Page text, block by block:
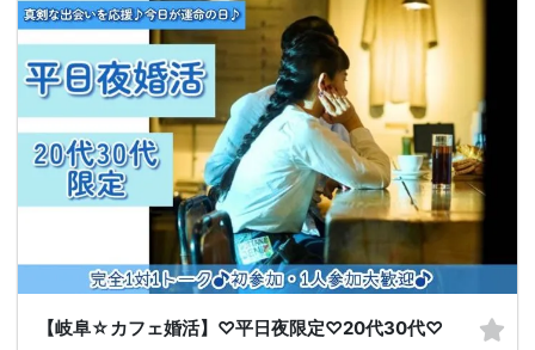
【岐阜☆カフェ婚活】♡平日夜限定♡20代30代♡